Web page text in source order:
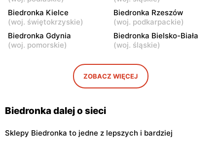
Biedronka
Warszawa, ul. Puławska
111b
Biedronka
Warszawa, ul. Dzika 4
Warszawa, ul. Obozowa 16 Warszawa, ul. Targowa 24
11
Biedronka
Biedronka Kielce
(woj. świętokrzyskie)
Biedronka Rzeszów
(woj. podkarpackie)
Biedronka Gdynia
(woj. pomorskie)
Biedronka Bielsko-Biała
(woj. śląskie)
ZOBACZ WIĘCEJ
Biedronka dalej o sieci
Sklepy Biedronka to jedne z lepszych i bardziej